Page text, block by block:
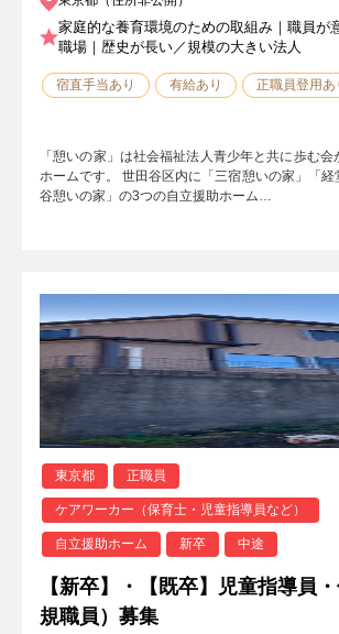
家庭的な養育環境のための取組み｜職員が
職場｜歴史が長い／規模の大きい法人
宿直手当あり 有給あり 正職員登用あ
「憩いの家」は社会福祉法人青少年と共に歩む
ホームです。 世田谷区内に「三宿憩いの家」「
谷憩いの家」の3つの自立援助ホーム…
東京都 正職員
ケアワーカー（保育士・児童指導員など）
自立援助ホーム 新卒 中途
【新卒】・【既卒】児童指導員
規職員）募集